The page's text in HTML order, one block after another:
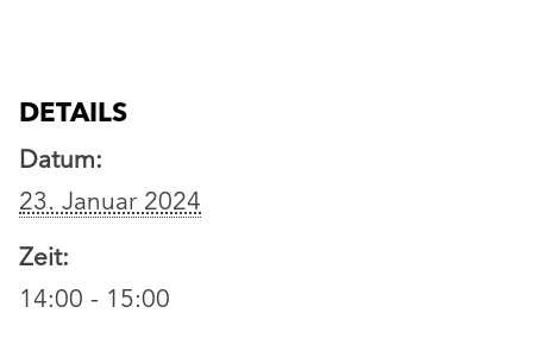
DETAILS
Datum:
23. Januar 2024
Zeit:
14:00 - 15:00